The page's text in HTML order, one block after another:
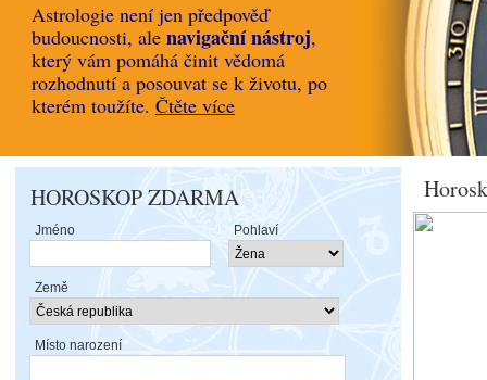
Astrologie není jen předpověď
budoucnosti, ale navigační nástroj,
který vám pomáhá činit vědomá
rozhodnutí a posouvat se k životu, po
kterém toužíte. Čtěte více
HOROSKOP ZDARMA
Jméno Pohlaví
Země
Místo narození